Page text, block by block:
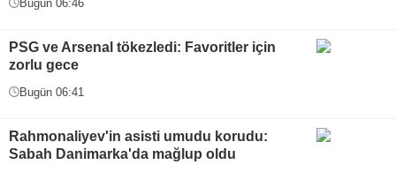
Bugün 06:46
PSG ve Arsenal tökezledi: Favoritler için
zorlu gece
Bugün 06:41
Rahmonaliyev'in asisti umudu korudu:
Sabah Danimarka'da mağlup oldu